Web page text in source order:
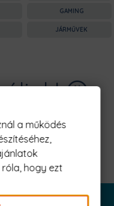
GAMING
JÁRMŰVEK
😥
leader x-
a működés
róla, hogy ezt